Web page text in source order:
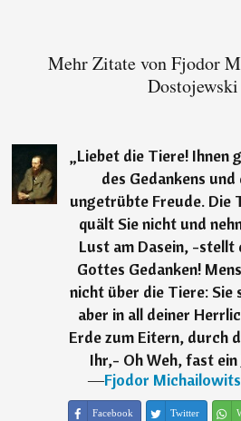
Mehr Zitate von Fjodor
Dostojewski
„Liebet die Tiere! Ihnen
des Gedankens
ungetrübte Freude. Die
quält Sie nicht und
Lust am Dasein, -stellt
Gottes Gedanken!
nicht über die Tiere: Sie
aber in all deiner
Erde zum Eitern, durch
Ihr,- Oh Weh, fast ein
―Fjodor
Facebook Twitter